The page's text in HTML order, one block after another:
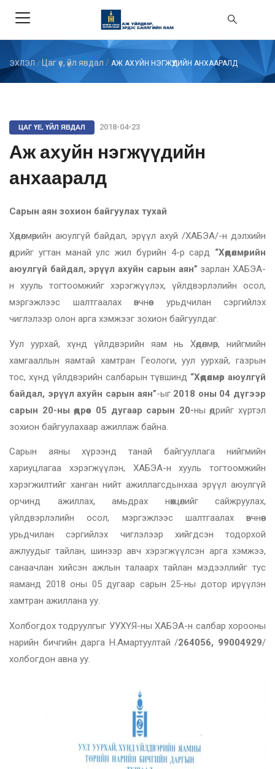
ЭХЛЭЛ / Цаг үе, үйл явдал / АЖ АХУЙН НЭГЖҮҮДИЙН АНХААРАЛД
ЦАГ ҮЕ, ҮЙЛ ЯВДАЛ 2018-04-23
Аж ахуйн нэгжүүдийн
анхааралд
Сарын аян зохион байгуулах тухай
Хөдөлмөрийн аюулгүй байдал, эрүүл ахуй /ХАБЭА/-н дэлхийн
өдрийг угтан манай улс жил бүрийн 4-р сард “Хөдөлмөрийн
аюулгүй байдал, эрүүл ахуйн сарын аян” зарлан ХАБЭА-
н хууль тогтоомжийг хэрэгжүүлэх, үйлдвэрлэлийн осол,
мэргэжлээс шалтгаалах өвчнөөс урьдчилан сэргийлэх
чиглэлээр олон арга хэмжээг зохион байгуулдаг.
Уул уурхай, хүнд үйлдвэрийн яам нь Хөдөлмөр, нийгмийн
хамгааллын яамтай хамтран Геологи, уул уурхай, газрын
тос, хүнд үйлдвэрийн салбарын түвшинд “Хөдөлмөр аюулгүй
байдал, эрүүл ахуйн сарын аян”-ыг 2018 оны 04 дүгээр
сарын 20-ны өдрөөс 05 дугаар сарын 20-ны өдрийг хүртэл
зохион байгуулахаар ажиллаж байна.
Сарын аяны хүрээнд танай байгууллага нийгмийн
хариуцлагаа хэрэгжүүлэн, ХАБЭА-н хууль тогтоомжийн
хэрэгжилтийг ханган нийт ажиллагсдынхаа эрүүл аюулгүй
орчинд ажиллах, амьдрах нөхцөлийг сайжруулах,
үйлдвэрлэлийн осол, мэргэжлээс шалтгаалах өвчнөөс
урьдчилан сэргийлэх чиглэлээр хийгдсэн тодорхой
ажлуудыг тайлан, шинээр авч хэрэгжүүлсэн арга хэмжээ,
санаачлан хийсэн ажлын талаарх тайлан мэдээллийг тус
яаманд 2018 оны 05 дугаар сарын 25-ны дотор ирүүлэн
хамтран ажиллана уу.
Холбогдох тодруулгыг УУХҮЯ-ны ХАБЭА-н салбар хорооны
нарийн бичгийн дарга Н.Амартуултай /264056, 99004929/
холбогдон авна уу.